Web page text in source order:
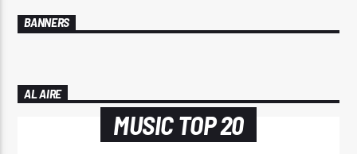
BANNERS
AL AIRE
MUSIC TOP 20